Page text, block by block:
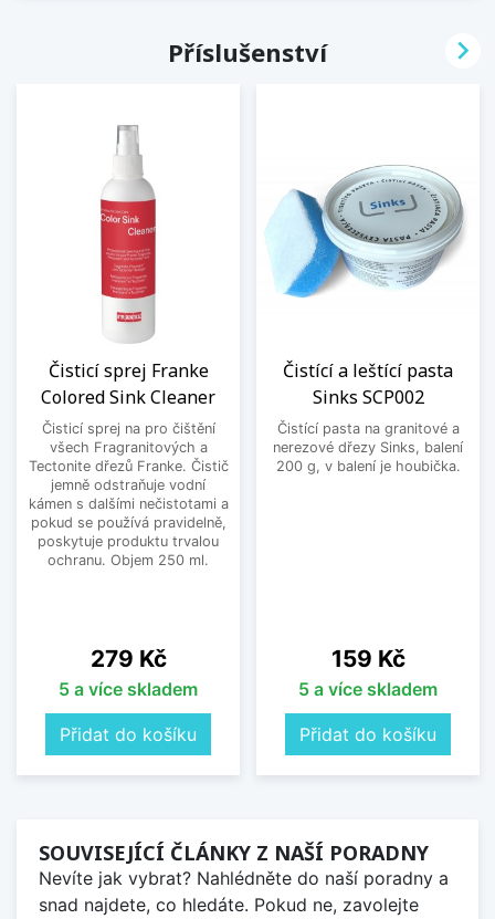
Příslušenství
Čisticí sprej Franke
Colored Sink Cleaner
Čisticí sprej na pro čištění
všech Fragranitových a
Tectonite dřezů Franke. Čistič
jemně odstraňuje vodní
kámen s dalšími nečistotami a
pokud se používá pravidelně,
poskytuje produktu trvalou
ochranu. Objem 250 ml.
Cena
279 Kč
5 a více skladem
Přidat do košíku
Čistící a leštící pasta
Sinks SCP002
Čistící pasta na granitové a
nerezové dřezy Sinks, balení
200 g, v balení je houbička.
Cena
159 Kč
5 a více skladem
Přidat do košíku

SOUVISEJÍCÍ ČLÁNKY Z NAŠÍ PORADNY
Nevíte jak vybrat? Nahlédněte do naší poradny a
snad najdete, co hledáte. Pokud ne, zavolejte